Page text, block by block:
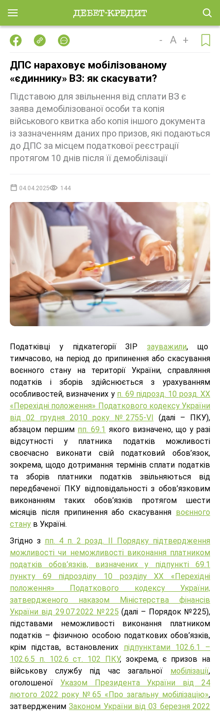
- A +
ДПС нараховує мобілізованому
«єдиннику» ВЗ: як скасувати?
Підставою для звільнення від сплати ВЗ є
заява демобілізованої особи та копія
військового квитка або копія іншого документа
із зазначенням даних про призов, які подаються
до ДПС за місцем податкової реєстрації
протягом 10 днів після її демобілізації
04.04.2025 144
Податківці у підкатегорії ЗІРзауважили, що
тимчасово, на період до припинення або скасування
воєнного стану на території України, справляння
податків і зборів здійснюється з урахуванням
особливостей, визначених у п. 69 підрозд. 10 розд. ХХ
«Перехідні положення» Податкового кодексу України
від 02 грудня 2010 року №2755-VI
(далі – ПКУ),
абзацом першим пп. 69.1 якого визначено, що у разі
відсутності у платника податків можливості
своєчасно виконати свій податковий обов’язок,
зокрема, щодо дотримання термінів сплати податків
та зборів платники податків звільняються від
передбаченої ПКУ відповідальності з обов’язковим
виконанням таких обов’язків протягом шести
місяців після припинення або скасування воєнного
стану в Україні.
Згідно з пп. 4 п. 2 розд. ІІ Порядку підтвердження
можливості чи неможливості виконання платником
податків обов’язків, визначених у підпункті 69.1
пункту 69 підрозділу 10 розділу XX «Перехідні
положення» Податкового кодексу України,
затвердженого наказом Міністерства фінансів
України від 29.07.2022 №225 (далі – Порядок №225),
підставами неможливості виконання платником
податків – фізичною особою податкових обов’язків,
крім підстав, встановлених підпунктами 102.6.1 –
102.6.5 п. 102.6 ст. 102 ПКУ, зокрема, є призов на
військову службу під час загальної мобілізації,
оголошеної Указом Президента України від 24
лютого 2022 року №65 «Про загальну мобілізацію»,
затвердженимЗаконом України від 03 березня 2022